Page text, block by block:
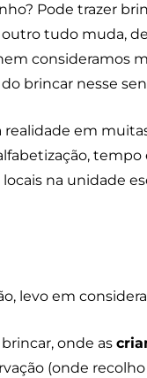
Pode trazer
tudo muda,
consideramos
brincar nesse
em
na unidade
levo em
onde as
(onde